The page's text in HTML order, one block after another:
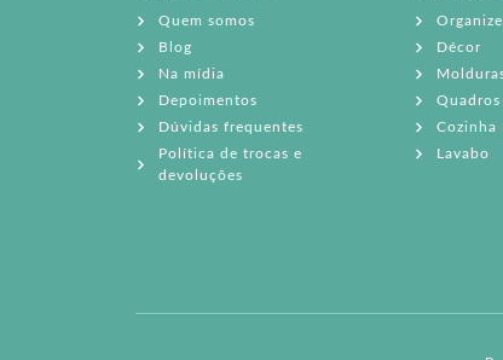
Quem somos
Blog
Na mídia
Depoimentos
Dúvidas frequentes
Política de trocas e
devoluções
Organize
Décor
Quadros
Cozinha
Lavabo